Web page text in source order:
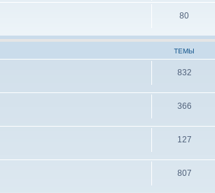
80
ТЕМЫ
832
366
127
807